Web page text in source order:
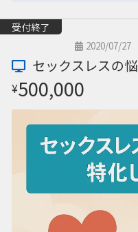
受付終了
2020/07/27
セックスレスの
¥500,000